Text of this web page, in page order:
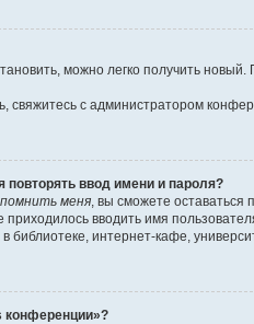
можно легко получить
свяжитесь с администратором
повторять ввод имени и пароля?
меня, вы сможете оставаться
приходилось вводить имя
интернет-кафе,
конференции»?